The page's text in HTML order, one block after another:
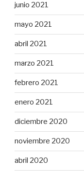
junio 2021
mayo 2021
abril 2021
marzo 2021
febrero 2021
enero 2021
diciembre 2020
noviembre 2020
abril 2020